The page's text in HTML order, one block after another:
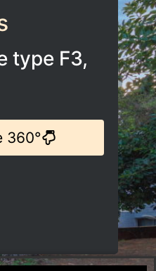
type F3,
360°